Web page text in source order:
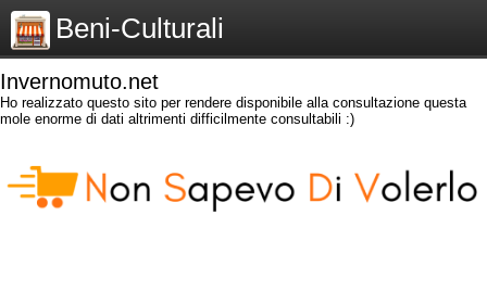
Beni-Culturali
Invernomuto.net
Ho realizzato questo sito per rendere disponibile alla consultazione questa
mole enorme di dati altrimenti difficilmente consultabili :)